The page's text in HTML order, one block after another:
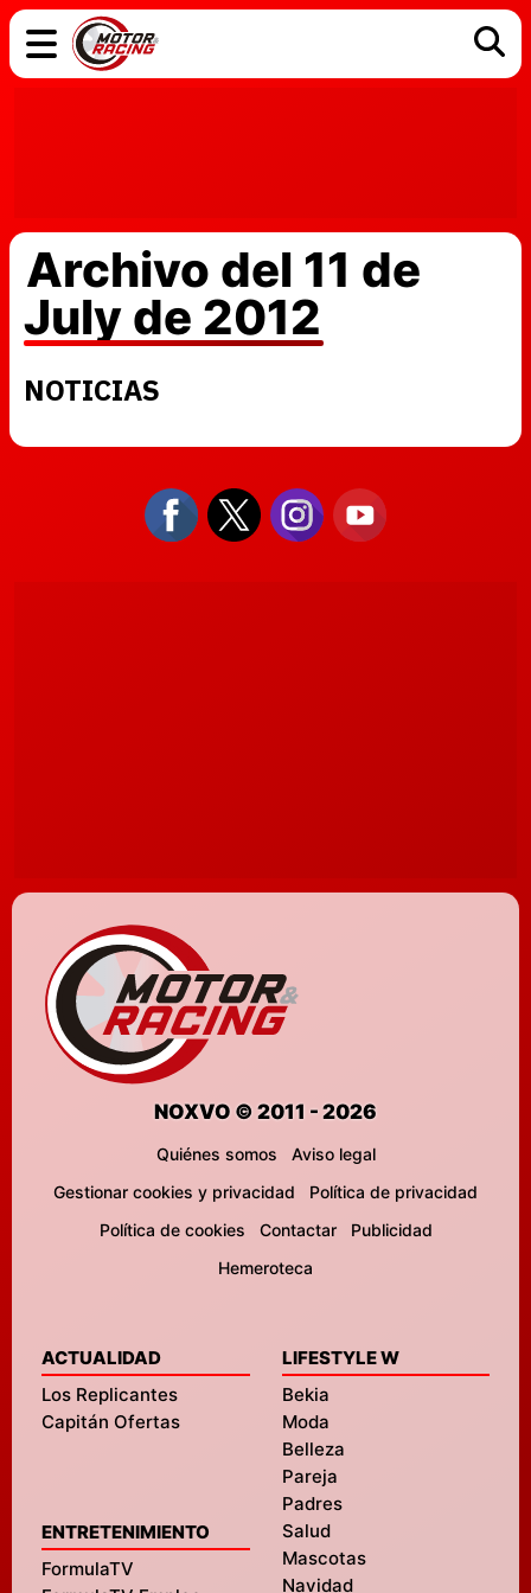
Archivo del 11 de
July de 2012
NOTICIAS
NOXVO © 2011 - 2026
Quiénes somos
Aviso legal
Gestionar cookies y privacidad
Política de privacidad
Política de cookies
Contactar
Publicidad
Hemeroteca
ACTUALIDAD
Los Replicantes
Capitán Ofertas
ENTRETENIMIENTO
FormulaTV
LIFESTYLE W
Bekia
Moda
Belleza
Pareja
Padres
Salud
Mascotas
Navidad